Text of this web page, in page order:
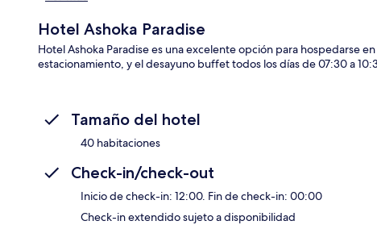
Hotel Ashoka Paradise
Hotel Ashoka Paradise es una excelente opción para hospedarse
estacionamiento, y el desayuno buffet todos los días de 07:30 a
Tamaño del hotel
40 habitaciones
Check-in/check-out
Inicio de check-in: 12:00. Fin de check-in: 00:00
Check-in extendido sujeto a disponibilidad